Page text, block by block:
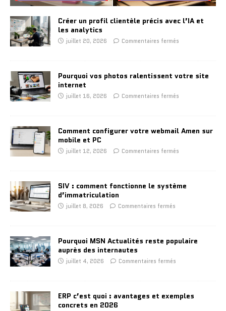
Créer un profil clientèle précis avec l’IA et
les analytics
juillet 20, 2026 Commentaires fermés
Pourquoi vos photos ralentissent votre site
internet
juillet 16, 2026 Commentaires fermés
Comment configurer votre webmail Amen sur
mobile et PC
juillet 12, 2026 Commentaires fermés
SIV : comment fonctionne le système
d’immatriculation
juillet 8, 2026 Commentaires fermés
Pourquoi MSN Actualités reste populaire
auprès des internautes
juillet 4, 2026 Commentaires fermés
ERP c’est quoi : avantages et exemples
concrets en 2026